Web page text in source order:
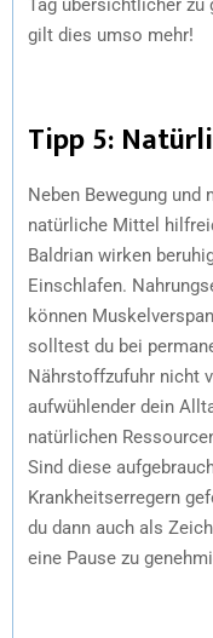
gilt dies umso mehr!
Tipp 5:
Neben Bewegung und
natürliche Mittel
Baldrian wirken
Einschlafen.
können
solltest du bei
Nährstoffzufuhr nicht
aufwühlender dein
natürlichen
Sind diese
Krankheitserregern
du dann auch als
eine Pause zu